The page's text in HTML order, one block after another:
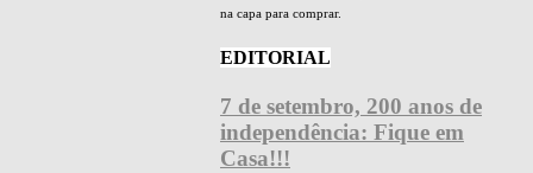
na capa para comprar.
EDITORIAL
7 de setembro, 200 anos de
independência: Fique em
Casa!!!